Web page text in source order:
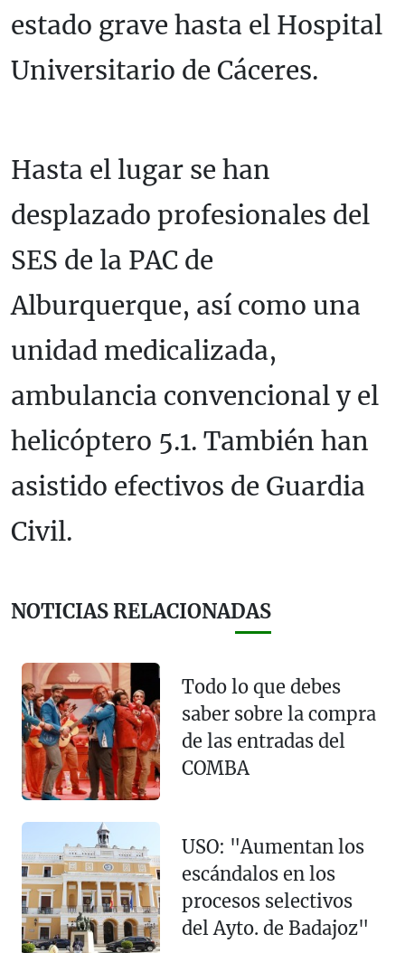
estado grave hasta el Hospital
Universitario de Cáceres.
Hasta el lugar se han
desplazado profesionales del
SES de la PAC de
Alburquerque, así como una
unidad medicalizada,
ambulancia convencional y el
helicóptero 5.1. También han
asistido efectivos de Guardia
Civil.
NOTICIAS RELACIONADAS
Todo lo que debes
saber sobre la compra
de las entradas del
COMBA
USO: "Aumentan los
escándalos en los
procesos selectivos
del Ayto. de Badajoz"